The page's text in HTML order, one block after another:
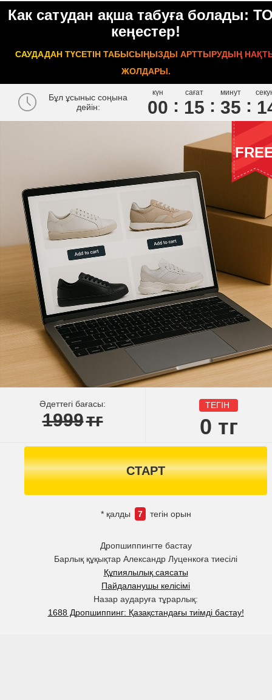
Как сатудан ақша табуға болады:
кеңестер!
САУДАДАН ТҮСЕТІН ТАБЫСЫҢЫЗДЫ АРТТЫРУДЫҢ
ЖОЛДАРЫ.
Бұл ұсыныс соңына
дейін:
күн
00
сағат
15
минут
35 1
Әдеттегі бағасы:
1999тг
ТЕГІН
0 тг
СТАРТ
* қалды 7 тегін орын
Дропшиппингте бастау
Барлық құқықтар Александр Луценкоға тиесілі
Құпиялылық саясаты
Пайдаланушы келісімі
Назар аударуға тұрарлық:
1688 Дропшиппинг: Қазақстандағы тиімді бастау!